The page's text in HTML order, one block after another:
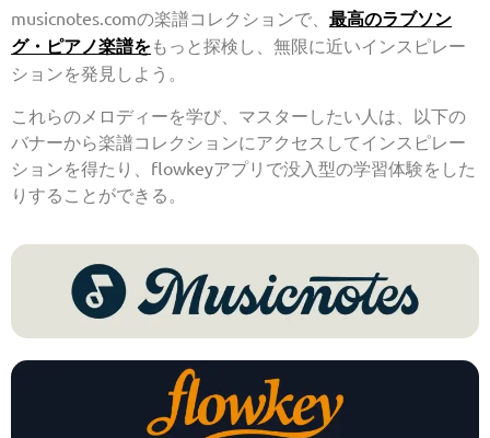
musicnotes.comの楽譜コレクションで、 最高のラブソン
グ・ピアノ楽譜をもっと探検し、無限に近いインスピレー
ションを発見しよう。
これらのメロディーを学び、マスターしたい人は、以下の
バナーから楽譜コレクションにアクセスしてインスピレー
ションを得たり、flowkeyアプリで没入型の学習体験をした
りすることができる。